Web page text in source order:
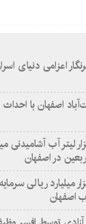
اعزامی دنیای
بیش از ۸۰ هزار لیتر آب
در اصفهان
178 هزار میلیارد
اصفهان